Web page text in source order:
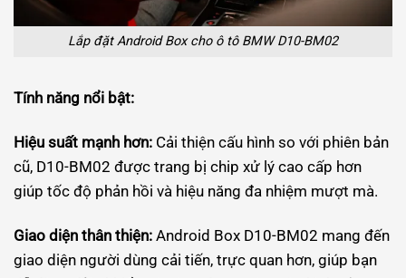
Lắp đặt Android Box cho ô tô BMW D10-BM02
Tính năng nổi bật:
Hiệu suất mạnh hơn: Cải thiện cấu hình so với phiên bản
cũ, D10-BM02 được trang bị chip xử lý cao cấp hơn
giúp tốc độ phản hồi và hiệu năng đa nhiệm mượt mà.
Giao diện thân thiện: Android Box D10-BM02 mang đến
giao diện người dùng cải tiến, trực quan hơn, giúp bạn